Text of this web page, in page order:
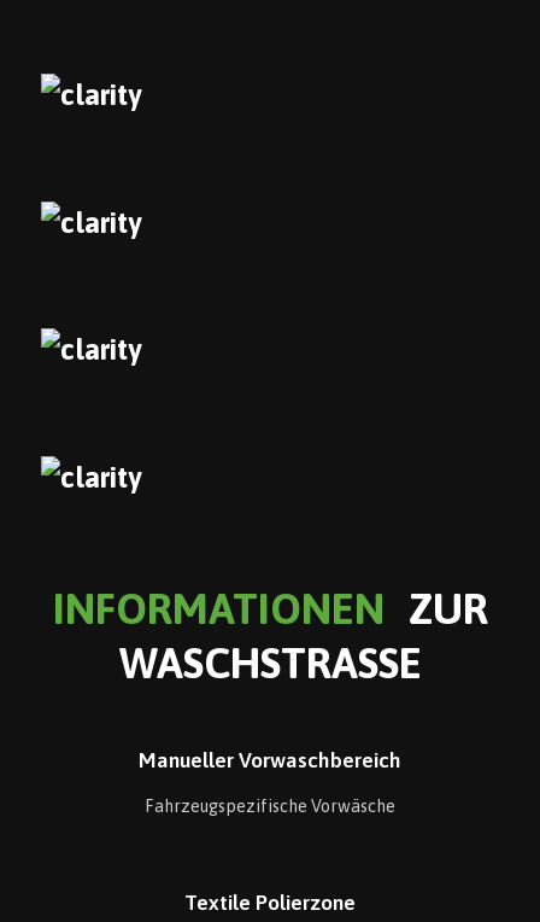
INFORMATIONEN ZUR
WASCHSTRASSE
Manueller Vorwaschbereich
Fahrzeugspezifische Vorwäsche
Textile Polierzone